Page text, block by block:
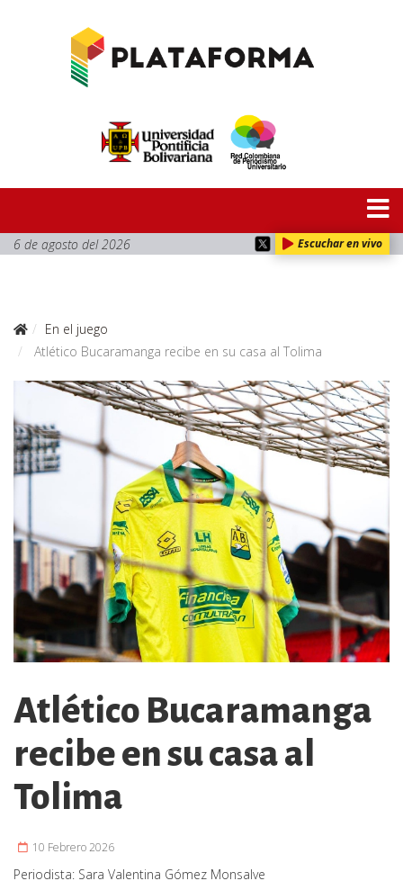
6 de agosto del 2026 Escuchar en vivo
En el juego
Atlético Bucaramanga recibe en su casa al Tolima
Atlético Bucaramanga
recibe en su casa al
Tolima
10 Febrero 2026
Periodista: Sara Valentina Gómez Monsalve